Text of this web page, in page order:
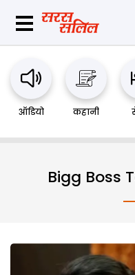
ऑडियो कहानी
Bigg Boss